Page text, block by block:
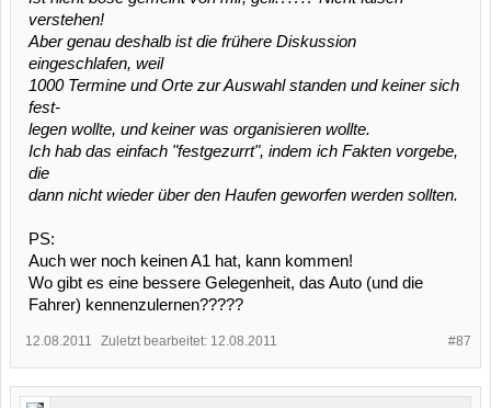
verstehen!
Aber genau deshalb ist die frühere Diskussion
eingeschlafen, weil
1000 Termine und Orte zur Auswahl standen und keiner sich
fest-
legen wollte, und keiner was organisieren wollte.
Ich hab das einfach "festgezurrt", indem ich Fakten vorgebe,
die
dann nicht wieder über den Haufen geworfen werden sollten.
PS:
Auch wer noch keinen A1 hat, kann kommen!
Wo gibt es eine bessere Gelegenheit, das Auto (und die
Fahrer) kennenzulernen?????
#87
12.08.2011 Zuletzt bearbeitet: 12.08.2011